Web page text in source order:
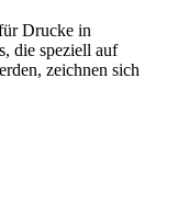
Drucke in
die speziell auf
zeichnen sich